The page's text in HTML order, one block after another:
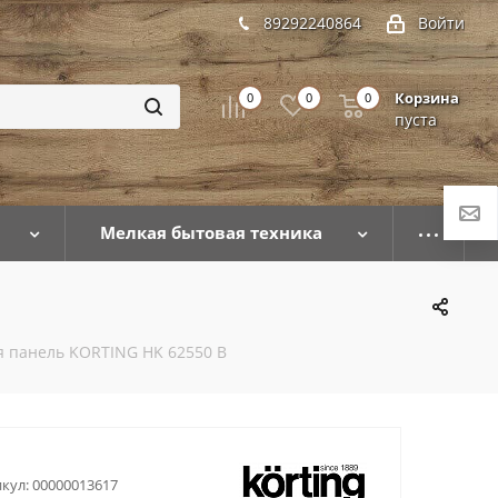
Войти
89292240864
0 0 Корзина
пуста
0
Мелкая бытовая техника
KORTING HK 62550 B
00000013617